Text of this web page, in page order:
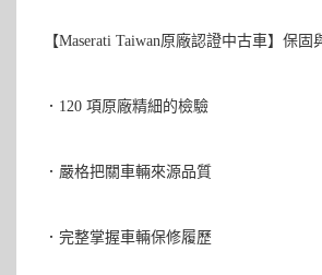
【Maserati Taiwan原廠認證中古車】保固
．120 項原廠精細的檢驗
．嚴格把關車輛來源品質
．完整掌握車輛保修履歷